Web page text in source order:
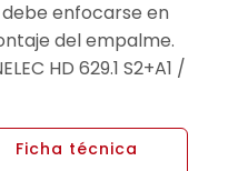
enfocarse en
del empalme.
HD 629.1 S2+A1 /
Ficha técnica